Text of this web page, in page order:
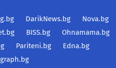
DarikNews.bg
Nova.bg
BISS.bg
Ohnamama.bg
Pariteni.bg
Edna.bg